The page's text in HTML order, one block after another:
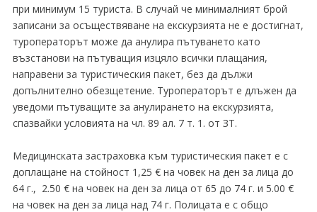
при минимум 15 туриста. В случай че минималният брой
записани за осъществяване на екскурзията не е достигнат,
туроператорът може да анулира пътуването като
възстанови на пътуващия изцяло всички плащания,
направени за туристическия пакет, без да дължи
допълнително обезщетение. Туроператорът е длъжен да
уведоми пътуващите за анулирането на екскурзията,
спазвайки условията на чл. 89 ал. 7 т. 1. от ЗТ.
Медицинската застраховка към туристическия пакет е с
доплащане на стойност 1,25 € на човек на ден за лица до
64 г., 2.50 € на човек на ден за лица от 65 до 74 г. и 5.00 €
на човек на ден за лица над 74 г. Полицата е с общо